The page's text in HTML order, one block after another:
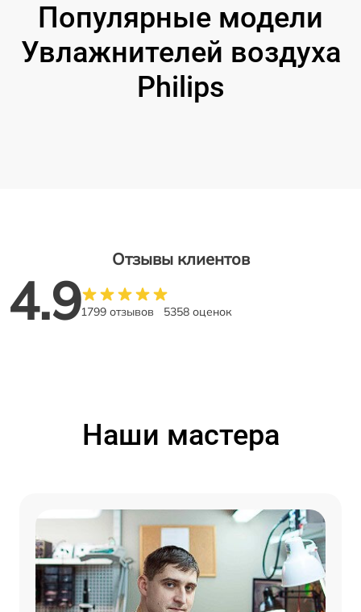
Популярные модели
Увлажнителей воздуха
Philips
Отзывы клиентов
4.91799 отзывов 5358 оценок
Наши мастера